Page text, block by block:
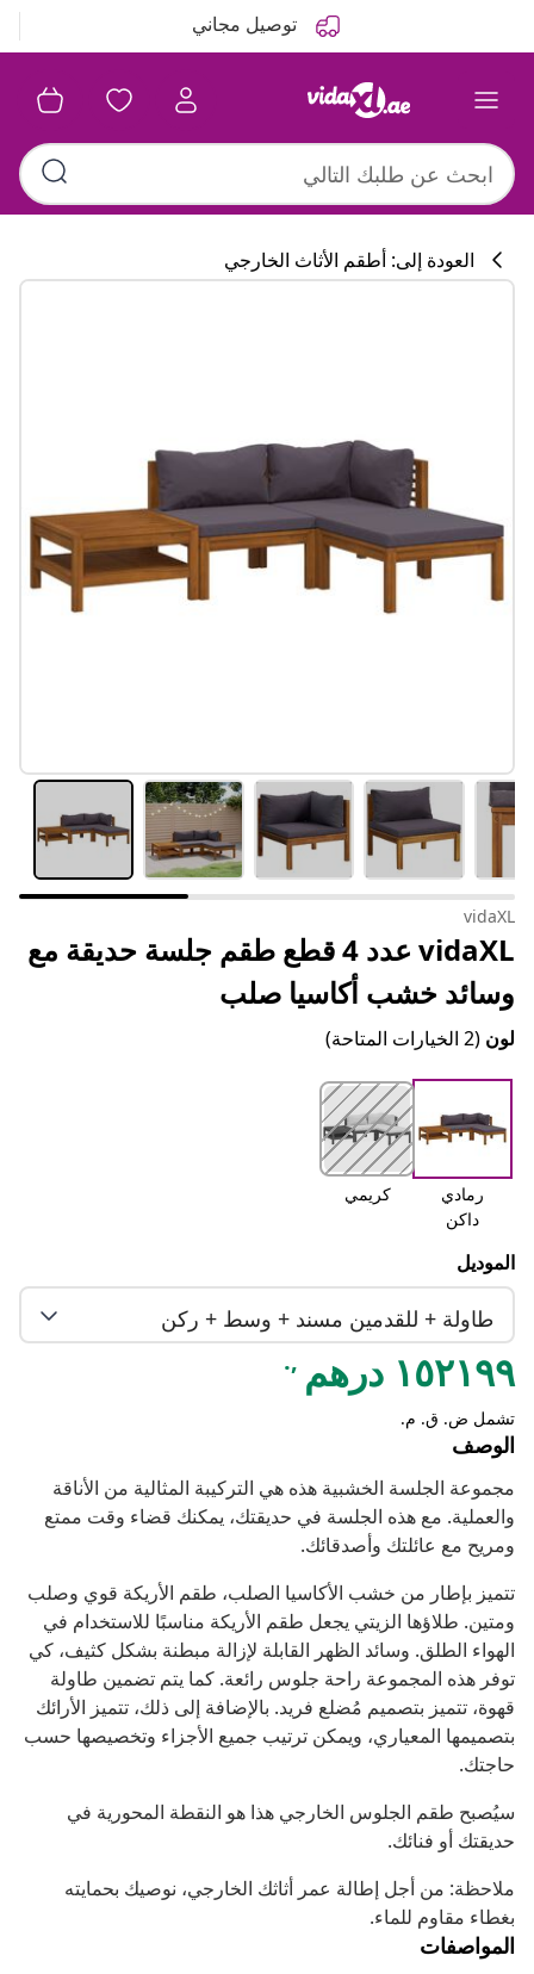
توصيل مجاني
#sharemevidaxl
العودة إلى: أطقم الأثاث الخارجي
vidaXL
vidaXL عدد 4 قطع طقم جلسة حديقة مع
وسائد خشب أكاسيا صلب
لون (2 الخيارات المتاحة)
رمادي
داكن
كريمي
الموديل
طاولة + للقدمين مسند + وسط + ركن
١٥٢١٩٩ درهم ,.
تشمل ض. ق. م.
الوصف
مجموعة الجلسة الخشبية هذه هي التركيبة المثالية من الأناقة
والعملية. مع هذه الجلسة في حديقتك، يمكنك قضاء وقت ممتع
ومريح مع عائلتك وأصدقائك.
تتميز بإطار من خشب الأكاسيا الصلب، طقم الأريكة قوي وصلب
ومتين. طلاؤها الزيتي يجعل طقم الأريكة مناسبًا للاستخدام في
الهواء الطلق. وسائد الظهر القابلة لإزالة مبطنة بشكل كثيف، كي
توفر هذه المجموعة راحة جلوس رائعة. كما يتم تضمين طاولة
قهوة، تتميز بتصميم مُضلع فريد. بالإضافة إلى ذلك، تتميز الأرائك
بتصميمها المعياري، ويمكن ترتيب جميع الأجزاء وتخصيصها حسب
حاجتك.
سيُصبح طقم الجلوس الخارجي هذا هو النقطة المحورية في
حديقتك أو فنائك.
ملاحظة: من أجل إطالة عمر أثاثك الخارجي، نوصيك بحمايته
بغطاء مقاوم للماء.
المواصفات